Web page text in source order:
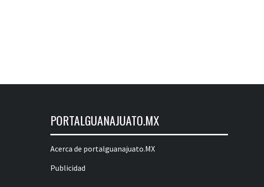
PORTALGUANAJUATO.MX
Acerca de portalguanajuato.MX
Publicidad